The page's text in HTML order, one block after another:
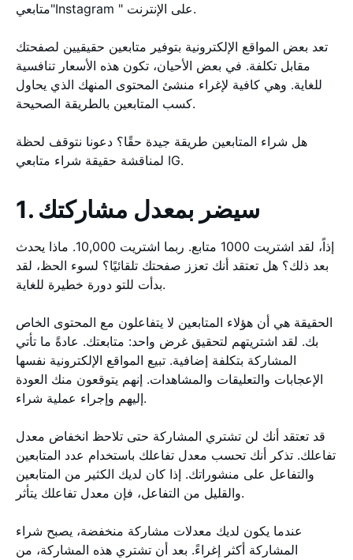
"متابعيInstagram " على الإنترنت.
تعد بعض المواقع الإلكترونية بتوفير متابعين حقيقيين لصفحتك
مقابل تكلفة. في بعض الأحيان، تكون هذه الأسعار تنافسية
للغاية. وهي كافية لإغراء منشئ المحتوى المنهك الذي يحاول
كسب المتابعين بالطريقة الصحيحة.
هل شراء المتابعين طريقة جيدة حقًا؟ دعونا نتوقف لحظة
لمناقشة حقيقة شراء متابعي IG.
1. سيضر بمعدل مشاركتك
إذاً، لقد اشتريت 1000 متابع. ربما اشتريت 10,000. ماذا يحدث
بعد ذلك؟ هل تعتقد أنك تعزز صفحتك تلقائيًا؟ لسوء الحظ، لقد
بدأت للتو دورة خطيرة للغاية.
الحقيقة هي أن هؤلاء المتابعين لا يتفاعلون مع المحتوى الخاص
بك. لقد اشتريتهم لتحقيق غرض واحد: متابعتك. عادةً ما تأتي
المشاركة بتكلفة إضافية. تبيع المواقع الإلكترونية نفسها
الإعجابات والتعليقات والمشاهدات. إنهم يتوقعون منك العودة
إليهم وإجراء عملية شراء.
قد تعتقد أنك لن تشتري المشاركة حتى تلاحظ انخفاض معدل
تفاعلك. تذكر أنك تحسب معدل تفاعلك باستخدام عدد المتابعين
والتفاعل على منشوراتك. إذا كان لديك الكثير من المتابعين
والقليل من التفاعل، فإن معدل تفاعلك يتأثر.
عندما يكون لديك معدلات مشاركة منخفضة، يصبح شراء
المشاركة أكثر إغراءً. بعد أن تشتري هذه المشاركة، من